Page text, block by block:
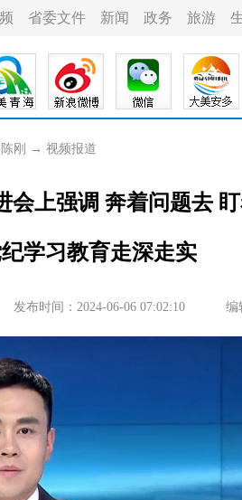
省委文件 新闻 政务 旅游
陈刚 → 视频报道
会上强调 奔着问题去
学习教育走深走实
发布时间：2024-06-06 07:02:10 编